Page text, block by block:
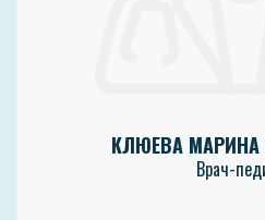
КЛЮЕВА МАРИНА
Врач-